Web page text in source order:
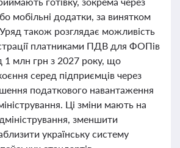
мобільні додатки, за винятком
також розглядає можливість
платниками ПДВ для ФОПів
1 млн грн з 2027 року, що
серед підприємців через
податкового навантаження
Ці зміни мають на
зменшити
українську систему